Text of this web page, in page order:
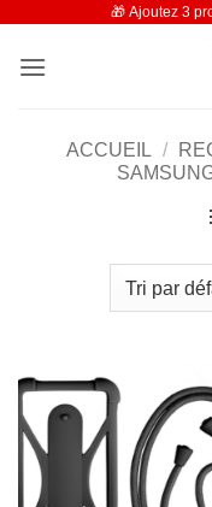
contenu
🎁 Ajoutez 3
ACCUEIL /